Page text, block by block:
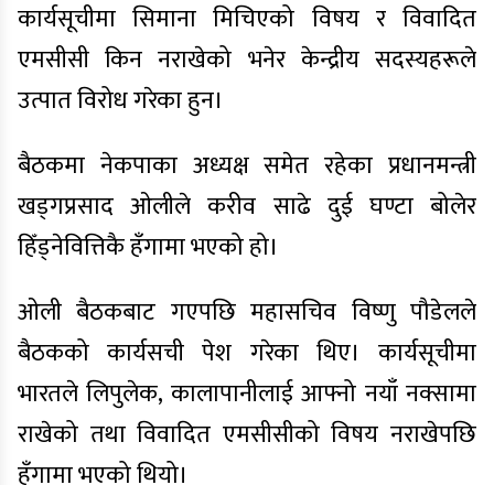
कार्यसूचीमा सिमाना मिचिएको विषय र विवादित
एमसीसी किन नराखेको भनेर केन्द्रीय सदस्यहरूले
उत्पात विरोध गरेका हुन।
बैठकमा नेकपाका अध्यक्ष समेत रहेका प्रधानमन्त्री
खड्गप्रसाद ओलीले करीव साढे दुई घण्टा बोलेर
हिँड्नेवित्तिकै हँगामा भएको हो।
ओली बैठकबाट गएपछि महासचिव विष्णु पौडेलले
बैठकको कार्यसची पेश गरेका थिए। कार्यसूचीमा
भारतले लिपुलेक, कालापानीलाई आफ्नो नयाँ नक्सामा
राखेको तथा विवादित एमसीसीको विषय नराखेपछि
हँगामा भएको थियो।